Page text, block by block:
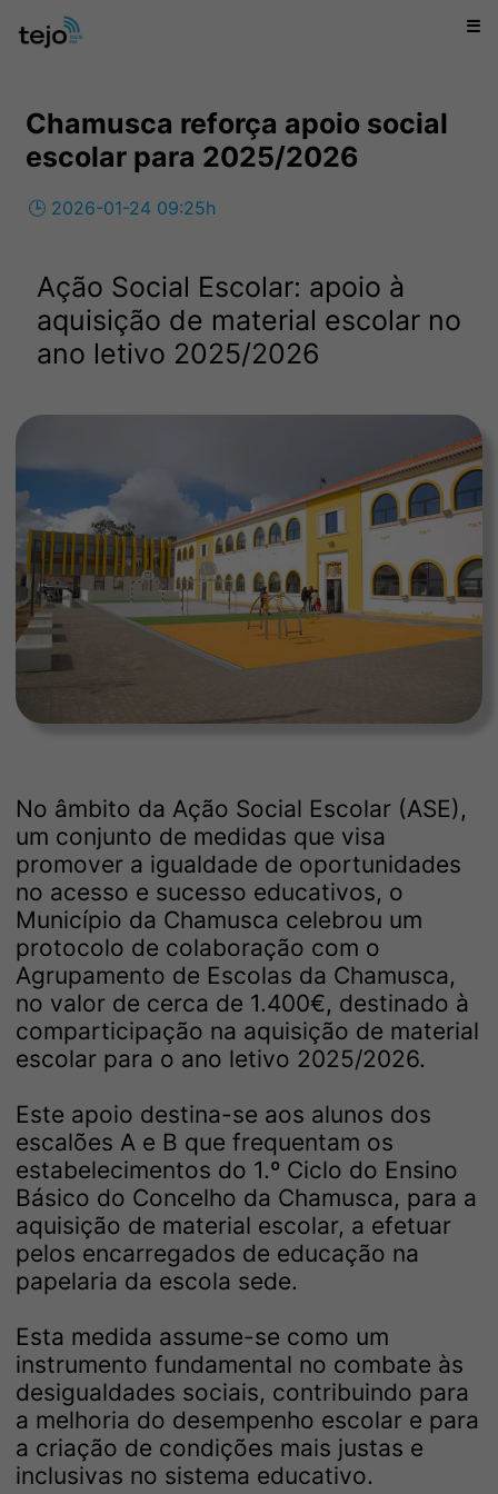
☰
Chamusca reforça apoio social
escolar para 2025/2026
🕒 2026-01-24 09:25h
Ação Social Escolar: apoio à
aquisição de material escolar no
ano letivo 2025/2026
No âmbito da Ação Social Escolar (ASE),
um conjunto de medidas que visa
promover a igualdade de oportunidades
no acesso e sucesso educativos, o
Município da Chamusca celebrou um
protocolo de colaboração com o
Agrupamento de Escolas da Chamusca,
no valor de cerca de 1.400€, destinado à
comparticipação na aquisição de material
escolar para o ano letivo 2025/2026.
Este apoio destina-se aos alunos dos
escalões A e B que frequentam os
estabelecimentos do 1.º Ciclo do Ensino
Básico do Concelho da Chamusca, para a
aquisição de material escolar, a efetuar
pelos encarregados de educação na
papelaria da escola sede.
Esta medida assume-se como um
instrumento fundamental no combate às
desigualdades sociais, contribuindo para
a melhoria do desempenho escolar e para
a criação de condições mais justas e
inclusivas no sistema educativo.